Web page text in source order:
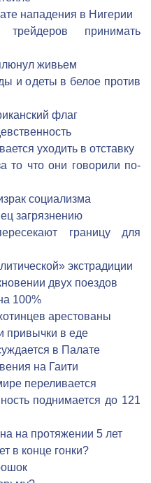
нападения в Нигерии
трейдеров принимать
живьем
и одеты в белое против
флаг
уходить в отставку
то что они говорили по-
социализма
загрязнению
границу для
экстрадиции
двух поездов
100%
арестованы
привычки в еде
в Палате
на Гаити
переливается
поднимается до 121
на протяжении 5 лет
в конце гонки?